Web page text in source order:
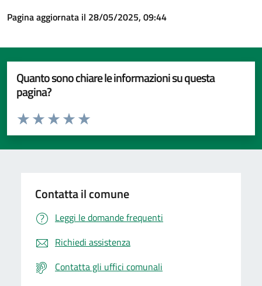
Pagina aggiornata il 28/05/2025, 09:44
Quanto sono chiare le informazioni su questa
pagina?
Valuta da 1 a 5 stelle la pagina
Valuta 5 stelle su 5
Valuta 4 stelle su 5
Valuta 3 stelle su 5
Valuta 2 stelle su 5
Valuta 1 stelle su 5
Contatta il comune
Leggi le domande frequenti
Richiedi assistenza
Contatta gli uffici comunali